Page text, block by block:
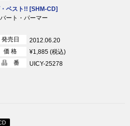
ベスト!! [SHM-CD]
ート・パーマー
発売日
2012.06.20
価 格
¥1,885 (税込)
品 番
UICY-25278